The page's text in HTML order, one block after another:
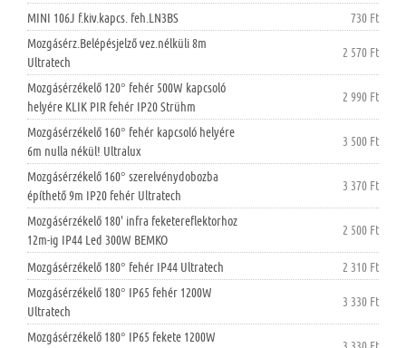
MINI 106J f.kiv.kapcs. feh.LN3BS
730 Ft
Mozgásérz.Belépésjelző vez.nélküli 8m
Ultratech
2 570 Ft
Mozgásérzékelő 120° fehér 500W kapcsoló
helyére KLIK PIR fehér IP20 Strühm
2 990 Ft
Mozgásérzékelő 160° fehér kapcsoló helyére
6m nulla nékül! Ultralux
3 500 Ft
Mozgásérzékelő 160° szerelvénydobozba
építhető 9m IP20 fehér Ultratech
3 370 Ft
Mozgásérzékelő 180' infra feketereflektorhoz
12m-ig IP44 Led 300W BEMKO
2 500 Ft
Mozgásérzékelő 180° fehér IP44 Ultratech
2 310 Ft
Mozgásérzékelő 180° IP65 fehér 1200W
Ultratech
3 330 Ft
Mozgásérzékelő 180° IP65 fekete 1200W